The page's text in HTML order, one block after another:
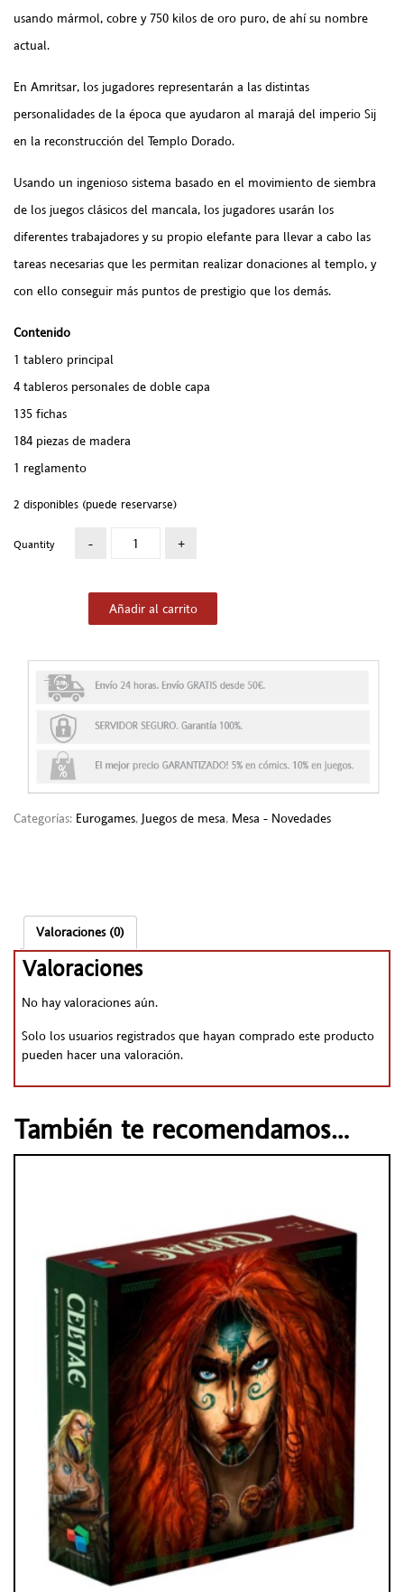
usando mármol, cobre y 750 kilos de oro puro, de ahí su nombre
actual.
En Amritsar, los jugadores representarán a las distintas
personalidades de la época que ayudaron al marajá del imperio Sij
en la reconstrucción del Templo Dorado.
Usando un ingenioso sistema basado en el movimiento de siembra
de los juegos clásicos del mancala, los jugadores usarán los
diferentes trabajadores y su propio elefante para llevar a cabo las
tareas necesarias que les permitan realizar donaciones al templo, y
con ello conseguir más puntos de prestigio que los demás.
Contenido
1 tablero principal
4 tableros personales de doble capa
135 fichas
184 piezas de madera
1 reglamento
2 disponibles (puede reservarse)
Quantity
Añadir al carrito
Categorías: Eurogames, Juegos de mesa, Mesa - Novedades
Valoraciones (0)
Valoraciones
No hay valoraciones aún.
Solo los usuarios registrados que hayan comprado este producto
pueden hacer una valoración.
También te recomendamos…